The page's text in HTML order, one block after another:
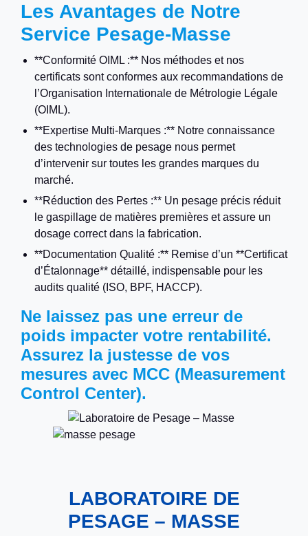
Les Avantages de Notre
Service Pesage-Masse
**Conformité OIML :** Nos méthodes et nos
certificats sont conformes aux recommandations de
l’Organisation Internationale de Métrologie Légale
(OIML).
**Expertise Multi-Marques :** Notre connaissance
des technologies de pesage nous permet
d’intervenir sur toutes les grandes marques du
marché.
**Réduction des Pertes :** Un pesage précis réduit
le gaspillage de matières premières et assure un
dosage correct dans la fabrication.
**Documentation Qualité :** Remise d’un **Certificat
d’Étalonnage** détaillé, indispensable pour les
audits qualité (ISO, BPF, HACCP).
Ne laissez pas une erreur de
poids impacter votre rentabilité.
Assurez la justesse de vos
mesures avec MCC (Measurement
Control Center).
LABORATOIRE DE
PESAGE – MASSE